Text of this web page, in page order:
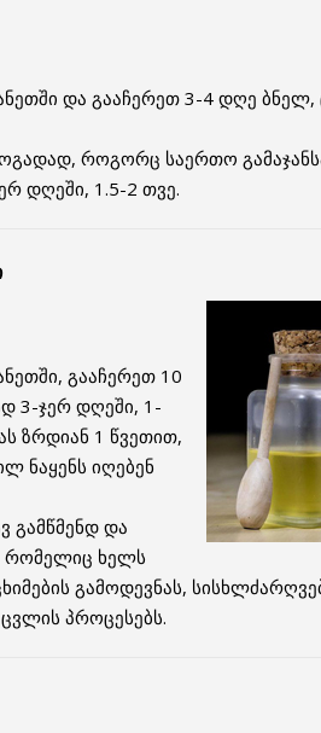
და გააჩერეთ 3-4 დღე ბნელ,
როგორც საერთო
დღეში, 1.5-2 თვე.
გააჩერეთ 10
3-ჯერ დღეში, 1-
ზრდიან 1 წვეთით,
ნაყენს იღებენ
გამწმენდ და
რომელიც ხელს
გამოდევნას,
პროცესებს.